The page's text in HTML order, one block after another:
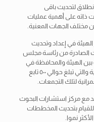
لتحديث باقى
ذاته على أهمية عمليات
من مختلف الجهات المعنية.
في إعداد وتحديث
الصادرة من رئاسة مجلس
بين الهيئة والمحافظة في
عمليات الحصر والاستدلال للتجمعات العمرانية والتي تبلغ حوالي ٥٠٠ تابع
مع مركز استشارات البحوث
للقيام بتحديث المخططات
نموا.